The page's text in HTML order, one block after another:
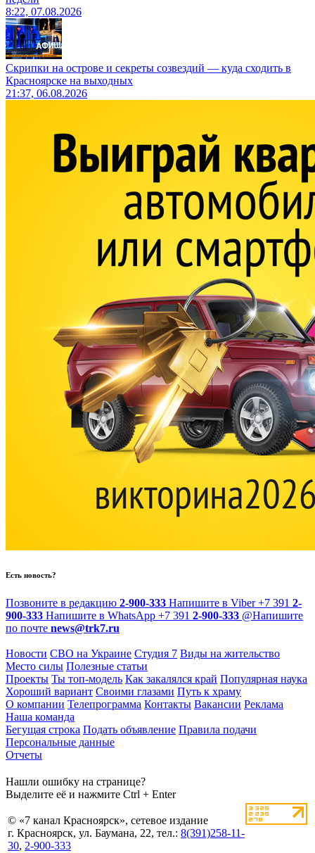
8:22, 07.08.2026
Скрипки на острове и секреты созвездий — куда сходить в
Красноярске на выходных
21:37, 06.08.2026
Есть новость?
Позвоните в редакцию 2-900-333 Напишите в Viber +7 391 2-
900-333 Напишите в WhatsApp +7 391 2-900-333 @Напишите
по почте news@trk7.ru
Новости СВО на Украине Студия 7 Виды на жительство
Место силы Полезные статьи
Проекты Ты топ-модель Как закалялся край Популярная наука
Хороший вариант Своими глазами Путь к храму
О компании Телепрограмма Контакты Вакансии Реклама
Наша команда
Бегущая строка Подать объявление Правила подачи
Персональные данные
Отчеты
Нашли ошибку на странице?
Выделите её и нажмите Ctrl + Enter
© «7 канал Красноярск», сетевое издание
г. Красноярск, ул. Баумана, 22, тел.: 8(391)258-11-
30, 2-900-333